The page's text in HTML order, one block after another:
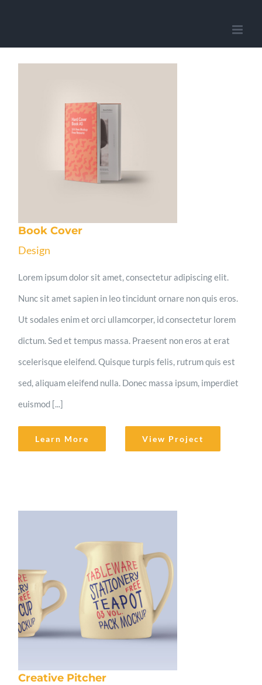
Book Cover
Design
Lorem ipsum dolor sit amet, consectetur adipiscing elit.
Nunc sit amet sapien in leo tincidunt ornare non quis eros.
Ut sodales enim et orci ullamcorper, id consectetur lorem
dictum. Sed et tempus massa. Praesent non eros at erat
scelerisque eleifend. Quisque turpis felis, rutrum quis est
sed, aliquam eleifend nulla. Donec massa ipsum, imperdiet
euismod [...]
Learn More View Project
Creative Pitcher